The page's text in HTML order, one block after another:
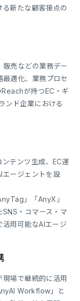
新たな顧客接点の
販売などの業務デー
適化、業務プロセ
が持つEC・ギ
ンド企業における
テンツ生成、EC運
エージェントを設
」「AnyX」
・コマース・マ
用可能なAIエージ
現場で継続的に活用
Workflow」と